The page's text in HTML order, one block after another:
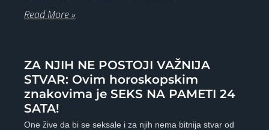
Read More »
ZA NJIH NE POSTOJI VAŽNIJA
STVAR: Ovim horoskopskim
znakovima je SEKS NA PAMETI 24
SATA!
One žive da bi se seksale i za njih nema bitnija stvar od